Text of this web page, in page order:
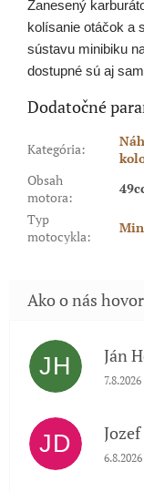
Zanesený
kolísanie otáčok a
sústavu minibiku
dostupné sú aj
Dodatočné
Kategória:
Obsah
motora:
Typ
motocykla:
JH Ján
7.8.2026
JD
6.8.2026